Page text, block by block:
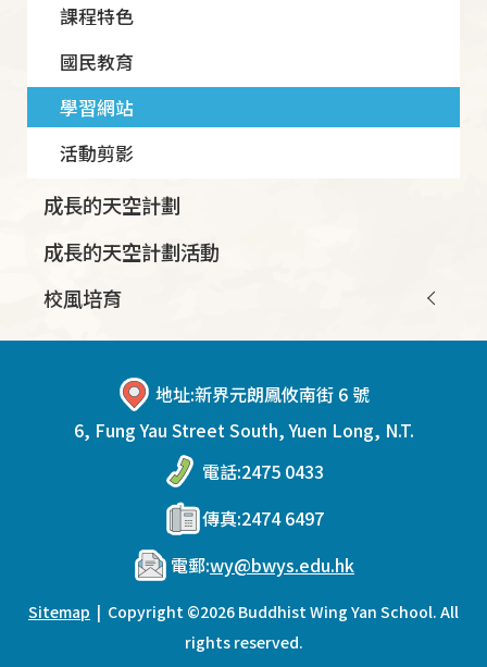
課程特色
國民教育
學習網站
活動剪影
成長的天空計劃
成長的天空計劃活動
校風培育
地址:新界元朗鳳攸南街 6 號
6, Fung Yau Street South, Yuen Long, N.T.
電話:2475 0433
傳真:2474 6497
電郵:wy@bwys.edu.hk
Sitemap | Copyright ©2026 Buddhist Wing Yan School. All
rights reserved.